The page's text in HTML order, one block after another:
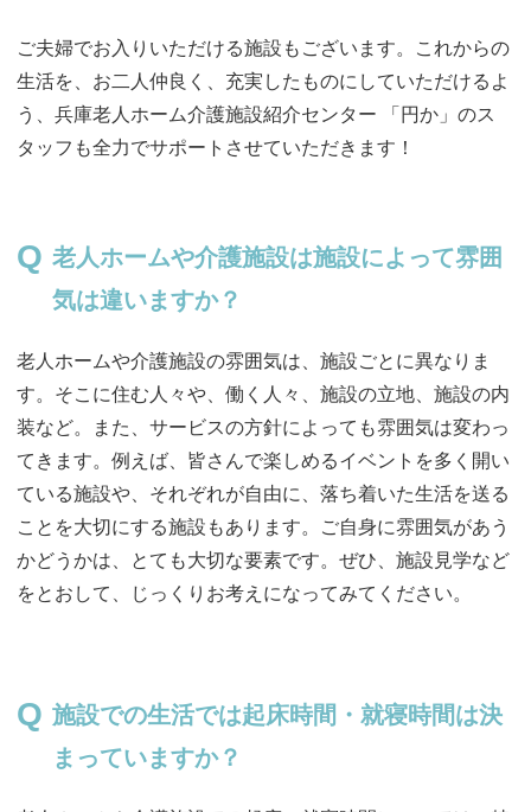
ご夫婦でお入りいただける施設もございます。これからの
生活を、お二人仲良く、充実したものにしていただけるよ
う、兵庫老人ホーム介護施設紹介センター 「円か」のス
タッフも全力でサポートさせていただきます！
老人ホームや介護施設は施設によって雰囲
気は違いますか？
老人ホームや介護施設の雰囲気は、施設ごとに異なりま
す。そこに住む人々や、働く人々、施設の立地、施設の内
装など。また、サービスの方針によっても雰囲気は変わっ
てきます。例えば、皆さんで楽しめるイベントを多く開い
ている施設や、それぞれが自由に、落ち着いた生活を送る
ことを大切にする施設もあります。ご自身に雰囲気があう
かどうかは、とても大切な要素です。ぜひ、施設見学など
をとおして、じっくりお考えになってみてください。
施設での生活では起床時間・就寝時間は決
まっていますか？